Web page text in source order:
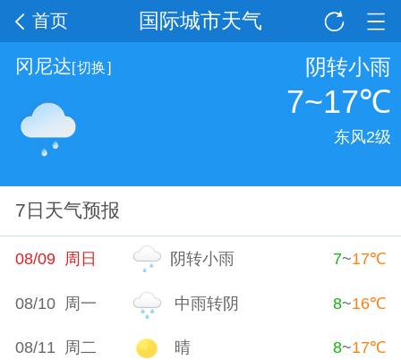
国际城市天气
首页
冈尼达[切换] 阴转小雨
7~17℃
东风2级
7日天气预报
08/09 周日 阴转小雨 7~17℃
08/10 周一 中雨转阴 8~16℃
08/11 周二 晴 8~17℃